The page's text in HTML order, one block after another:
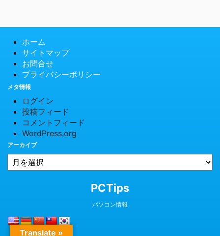
ホーム
サイトマップ
お問合せ
プライバシーポリシー
メタ情報
ログイン
投稿フィード
コメントフィード
WordPress.org
アーカイブ
PCTips
パソコン情報
Translate »
© 2026 PCTips